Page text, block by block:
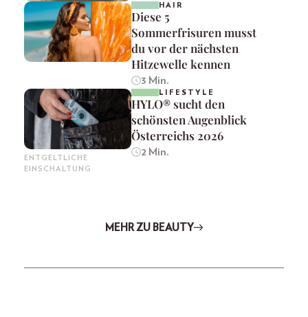
HAIR
Diese 5
Sommerfrisuren musst
du vor der nächsten
Hitzewelle kennen
3 Min.
ENTGELTLICHE
EINSCHALTUNG
LIFESTYLE
HYLO® sucht den
schönsten Augenblick
Österreichs 2026
2 Min.
MEHR ZU BEAUTY